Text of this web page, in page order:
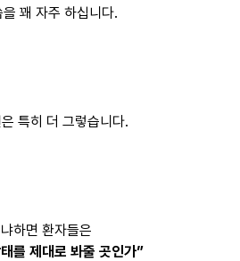
을 꽤 자주 하십니다.
특히 더 그렇습니다.
하면 환자들은
를 제대로 봐줄 곳인가”